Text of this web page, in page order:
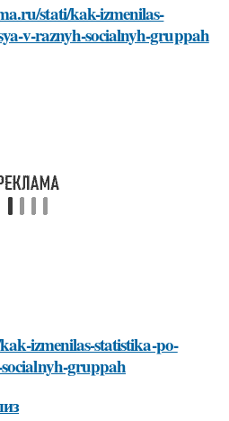
stati/kak-izmenilas-
v-raznyh-socialnyh-gruppah
izmenilas-statistika-po-
gruppah